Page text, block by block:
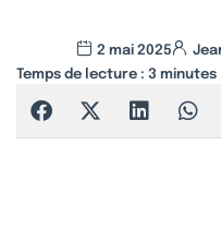
2 mai 2025
Temps de lecture : 3 minutes